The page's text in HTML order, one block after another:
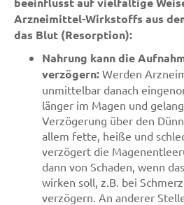
Arzneimittel-Wirkstoffs aus
das Blut (Resorption):
Nahrung kann die
verzögern: Werden
unmittelbar danach
länger im Magen und
Verzögerung über den
allem fette, heiße und
verzögert die
dann von Schaden, wenn
wirken soll, z.B. bei
verzögern. An anderer